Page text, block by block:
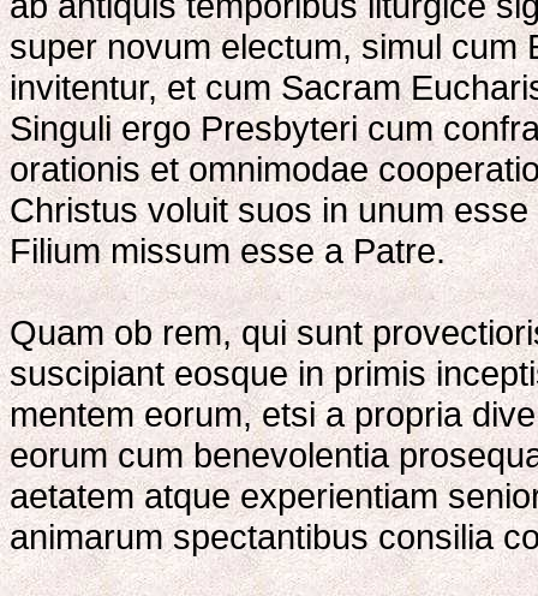
super novum electum, simul cum
invitentur, et cum Sacram
Singuli ergo Presbyteri cum
orationis et omnimodae
Christus voluit suos in unum
Filium missum esse a Patre.
Quam ob rem, qui sunt
suscipiant eosque in primis
mentem eorum, etsi a propria
eorum cum benevolentia
aetatem atque experientiam
animarum spectantibus consilia